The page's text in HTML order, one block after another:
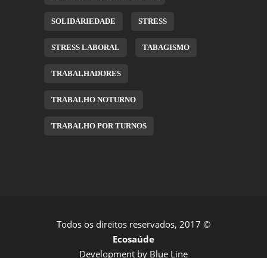
SOLIDARIEDADE STRESS
STRESS LABORAL TABAGISMO
TRABALHADORES
TRABALHO NOTURNO
TRABALHO POR TURNOS
Todos os direitos reservados, 2017 ©
Ecosaúde
Development by Blue Line